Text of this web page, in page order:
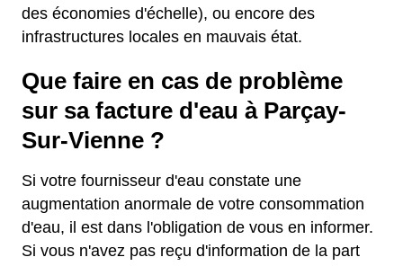
des économies d'échelle), ou encore des
infrastructures locales en mauvais état.
Que faire en cas de problème
sur sa facture d'eau à Parçay-
Sur-Vienne ?
Si votre fournisseur d'eau constate une
augmentation anormale de votre consommation
d'eau, il est dans l'obligation de vous en informer.
Si vous n'avez pas reçu d'information de la part